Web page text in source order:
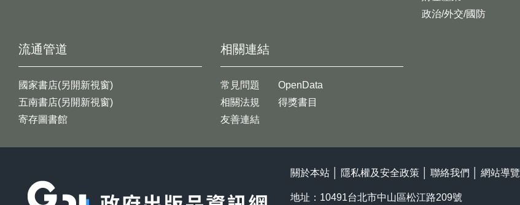
政治/外交/國防
流通管道
國家書店(另開新視窗)
五南書店(另開新視窗)
寄存圖書館
相關連結
常見問題
相關法規
友善連結
OpenData
得獎書目
關於本站 隱私權及安全政策 聯絡我們 網站導覽
地址：10491台北市中山區松江路209號